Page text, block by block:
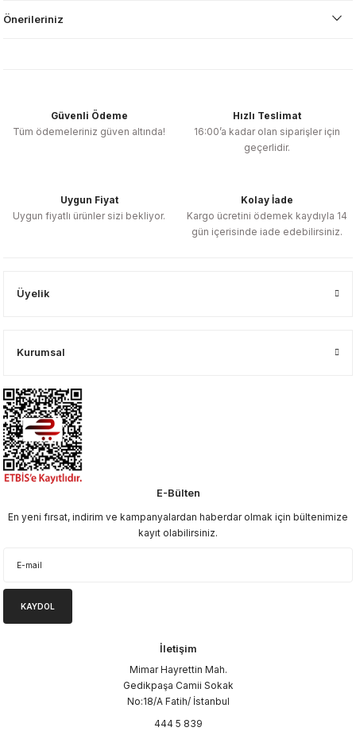
Önerileriniz
Güvenli Ödeme
Tüm ödemeleriniz güven altında!
Hızlı Teslimat
16:00’a kadar olan siparişler için
geçerlidir.
Uygun Fiyat
Uygun fiyatlı ürünler sizi bekliyor.
Kolay İade
Kargo ücretini ödemek kaydıyla 14
gün içerisinde iade edebilirsiniz.
Üyelik
Kurumsal
E-Bülten
En yeni fırsat, indirim ve kampanyalardan haberdar olmak için bültenimize
kayıt olabilirsiniz.
KAYDOL
İletişim
Mimar Hayrettin Mah.
Gedikpaşa Camii Sokak
No:18/A Fatih/ İstanbul
444 5 839